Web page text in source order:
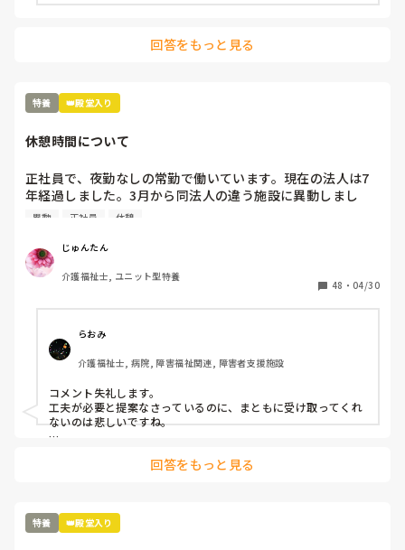
回答をもっと見る
特養 👑殿堂入り
休憩時間について
正社員で、夜勤なしの常勤で働いています。現在の法人は7
年経過しました。3月から同法人の違う施設に異動しまし
た。必ず休憩時間が1時間あると思うのですが
行ける約5分ほどです。
これは出勤している日取れる休憩時間が1時間未満、毎回で
す。
ここはこういうのが普通。みたいに言われました。
退職せずに工夫か必要だと思って提案しましたが
現在いる職員はこーやって来たから。みたいに言われます。
退職が妥当でしょうか？
基以外)
異動 正社員 休憩
じゅんたん
介護福祉士, ユニット型特養
48 ・ 04/30
らおみ
介護福祉士, 病院, 障害福祉関連, 障害者支援施設
コメント失礼します。
工夫が必要と提案なさっているのに、まともに受け取ってくれ
ないのは悲しいですね。
かり取れてない現実とかことは、やっぱり良くない体制なんだ
な気もしますが、
回答をもっと見る
特養 👑殿堂入り